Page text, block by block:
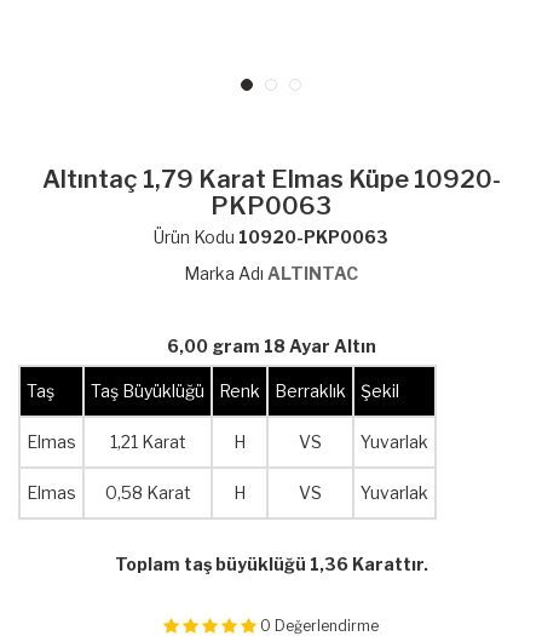
Altıntaç 1,79 Karat Elmas Küpe 10920-
PKP0063
Ürün Kodu 10920-PKP0063
Marka Adı ALTINTAC
6,00 gram 18 Ayar Altın
Taş Taş Büyüklüğü Renk Berraklık Şekil
Elmas 1,21 Karat H VS Yuvarlak
Elmas 0,58 Karat H VS Yuvarlak
Toplam taş büyüklüğü 1,36 Karattır.
0 Değerlendirme